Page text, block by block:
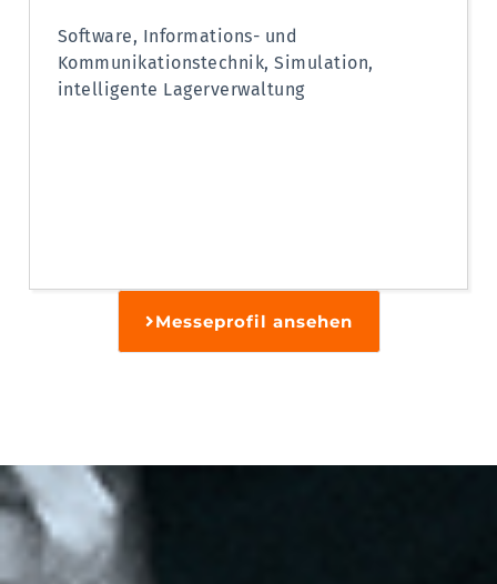
Software, Informations- und
Kommunikationstechnik, Simulation,
intelligente Lagerverwaltung